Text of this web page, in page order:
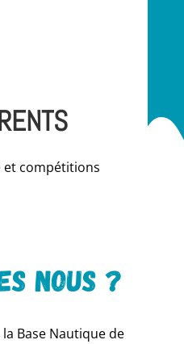
et compétitions
nous ?
Base Nautique de